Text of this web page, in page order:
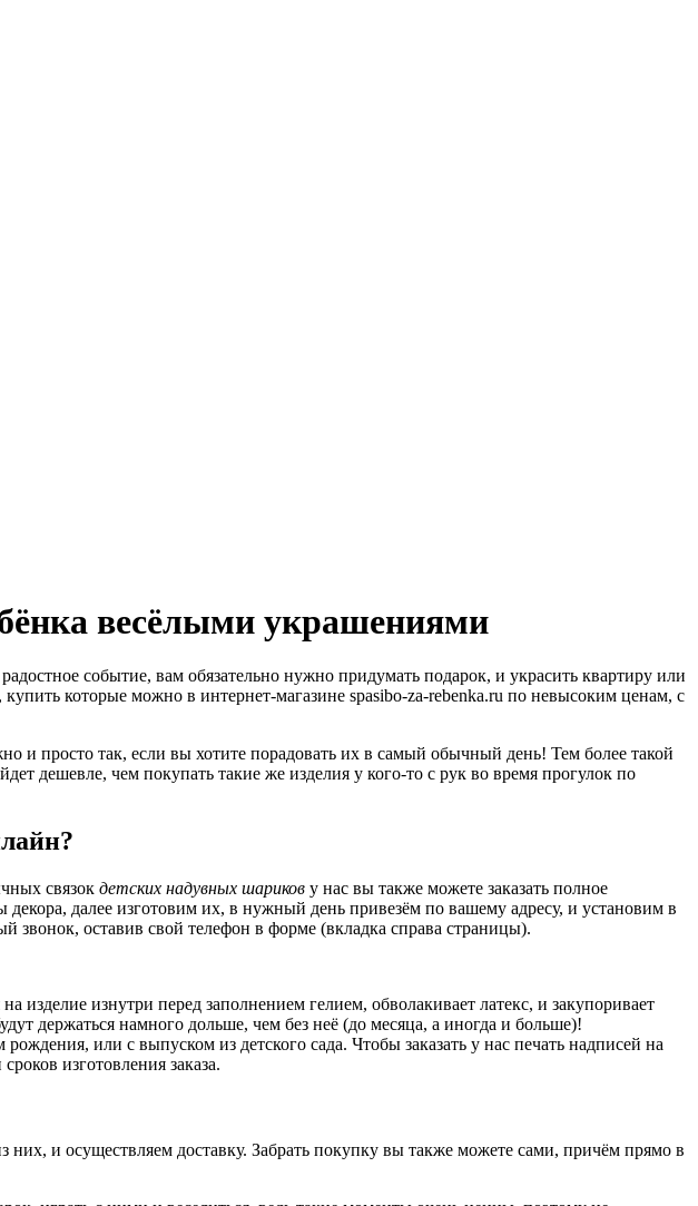
весёлыми украшениями
событие, вам обязательно нужно придумать подарок, и украсить квартиру или
которые можно в интернет-магазине spasibo-za-rebenka.ru по невысоким ценам, с
и просто так, если вы хотите порадовать их в самый обычный день! Тем более такой
дешевле, чем покупать такие же изделия у кого-то с рук во время прогулок по
связок детских надувных шариков у нас вы также можете заказать полное
далее изготовим их, в нужный день привезём по вашему адресу, и установим в
звонок, оставив свой телефон в форме (вкладка справа страницы).
изделие изнутри перед заполнением гелием, обволакивает латекс, и закупоривает
держаться намного дольше, чем без неё (до месяца, а иногда и больше)!
или с выпуском из детского сада. Чтобы заказать у нас печать надписей на
изготовления заказа.
и осуществляем доставку. Забрать покупку вы также можете сами, причём прямо в